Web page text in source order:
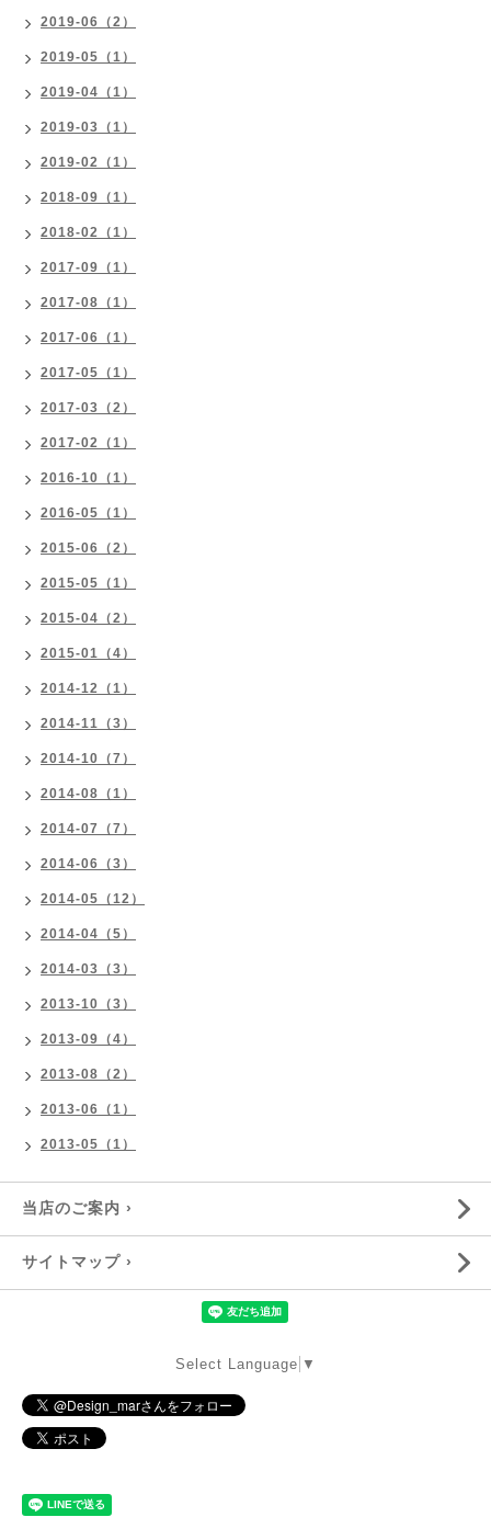
2019-06（2）
2019-05（1）
2019-04（1）
2019-03（1）
2019-02（1）
2018-09（1）
2018-02（1）
2017-09（1）
2017-08（1）
2017-06（1）
2017-05（1）
2017-03（2）
2017-02（1）
2016-10（1）
2016-05（1）
2015-06（2）
2015-05（1）
2015-04（2）
2015-01（4）
2014-12（1）
2014-11（3）
2014-10（7）
2014-08（1）
2014-07（7）
2014-06（3）
2014-05（12）
2014-04（5）
2014-03（3）
2013-10（3）
2013-09（4）
2013-08（2）
2013-06（1）
2013-05（1）
当店のご案内 ›
サイトマップ ›
Select Language ▼